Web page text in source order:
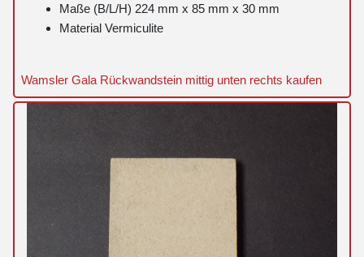
Maße (B/L/H) 224 mm x 85 mm x 30 mm
Material Vermiculite
Wamsler Gala Rückwandstein mittig unten rechts kaufen